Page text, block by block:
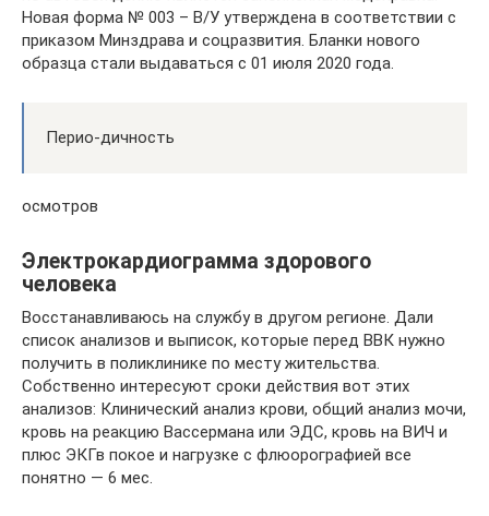
Новая форма № 003 – В/У утверждена в соответствии с
приказом Минздрава и соцразвития. Бланки нового
образца стали выдаваться с 01 июля 2020 года.
Перио-дичность
осмотров
Электрокардиограмма здорового
человека
Восстанавливаюсь на службу в другом регионе. Дали
список анализов и выписок, которые перед ВВК нужно
получить в поликлинике по месту жительства.
Собственно интересуют сроки действия вот этих
анализов: Клинический анализ крови, общий анализ мочи,
кровь на реакцию Вассермана или ЭДС, кровь на ВИЧ и
плюс ЭКГв покое и нагрузке с флюорографией все
понятно — 6 мес.